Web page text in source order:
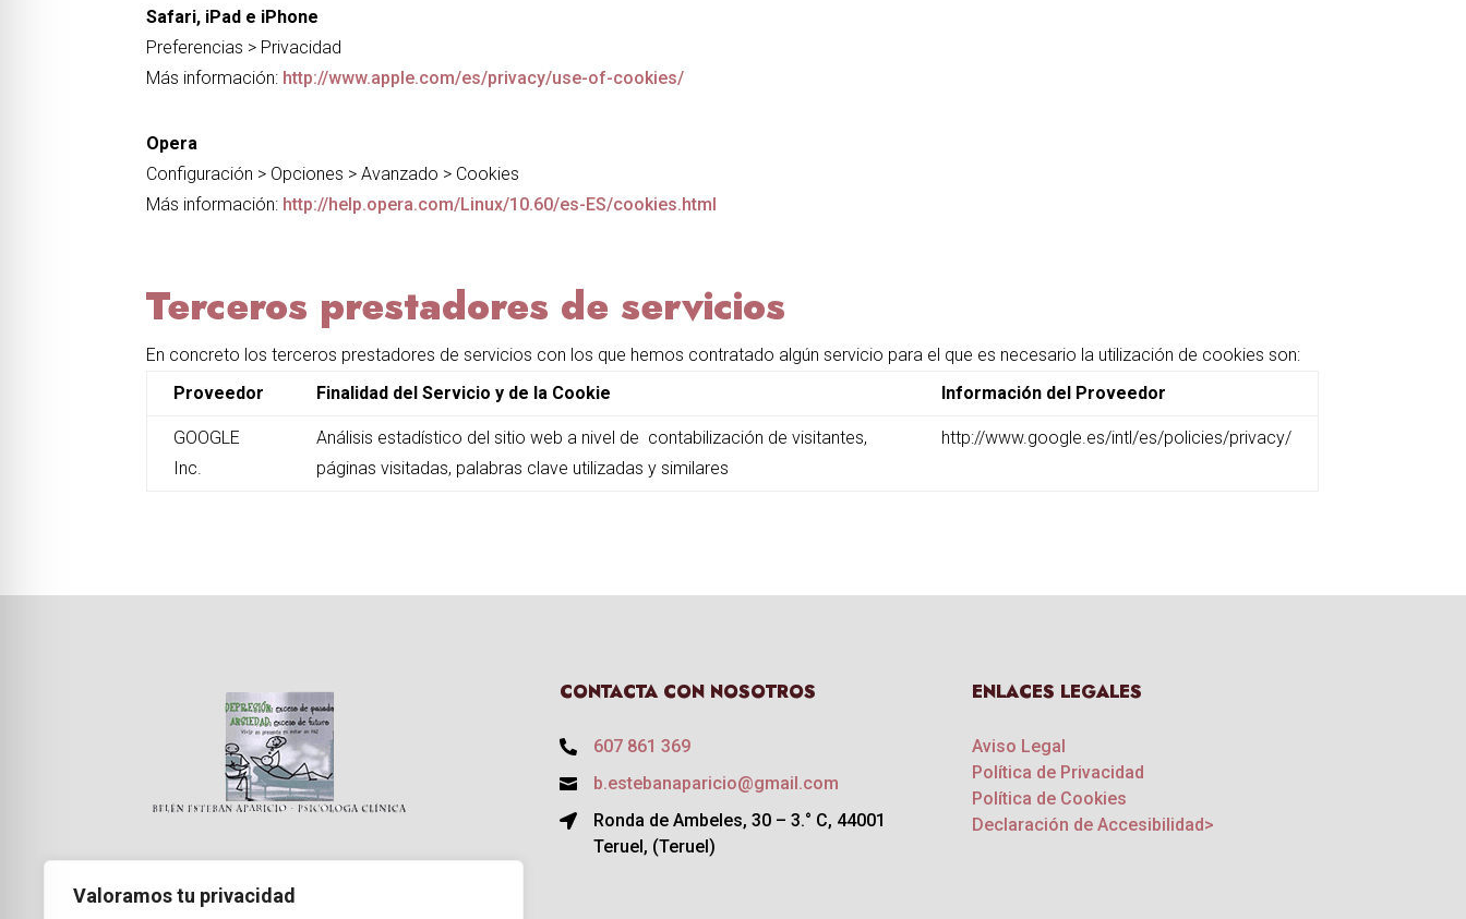
Valoramos tu privacidad
Safari, iPad e iPhone
Preferencias > Privacidad
Más información: http://www.apple.com/es/privacy/use-of-cookies/
Opera
Configuración > Opciones > Avanzado > Cookies
Más información: http://help.opera.com/Linux/10.60/es-ES/cookies.html
Terceros prestadores de servicios
En concreto los terceros prestadores de servicios con los que hemos contratado algún servicio para el que es necesario la utilización de cookies son:
Proveedor
Finalidad del Servicio y de la Cookie Información del Proveedor
GOOGLE
Inc.
Análisis estadístico del sitio web a nivel de contabilización de visitantes,
páginas visitadas, palabras clave utilizadas y similares
http://www.google.es/intl/es/policies/privacy/
CONTACTA CON NOSOTROS
 607 861 369
 b.estebanaparicio@gmail.com

Ronda de Ambeles, 30 – 3.° C, 44001
Teruel, (Teruel)
ENLACES LEGALES
Aviso Legal
Política de Privacidad
Política de Cookies
Declaración de Accesibilidad>